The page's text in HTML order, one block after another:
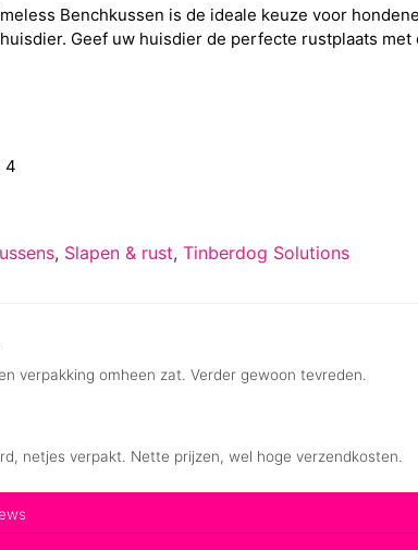
Benchkussen is de ideale keuze voor
Geef uw huisdier de perfecte rustplaats
4
, Slapen & rust, Tinberdog Solutions